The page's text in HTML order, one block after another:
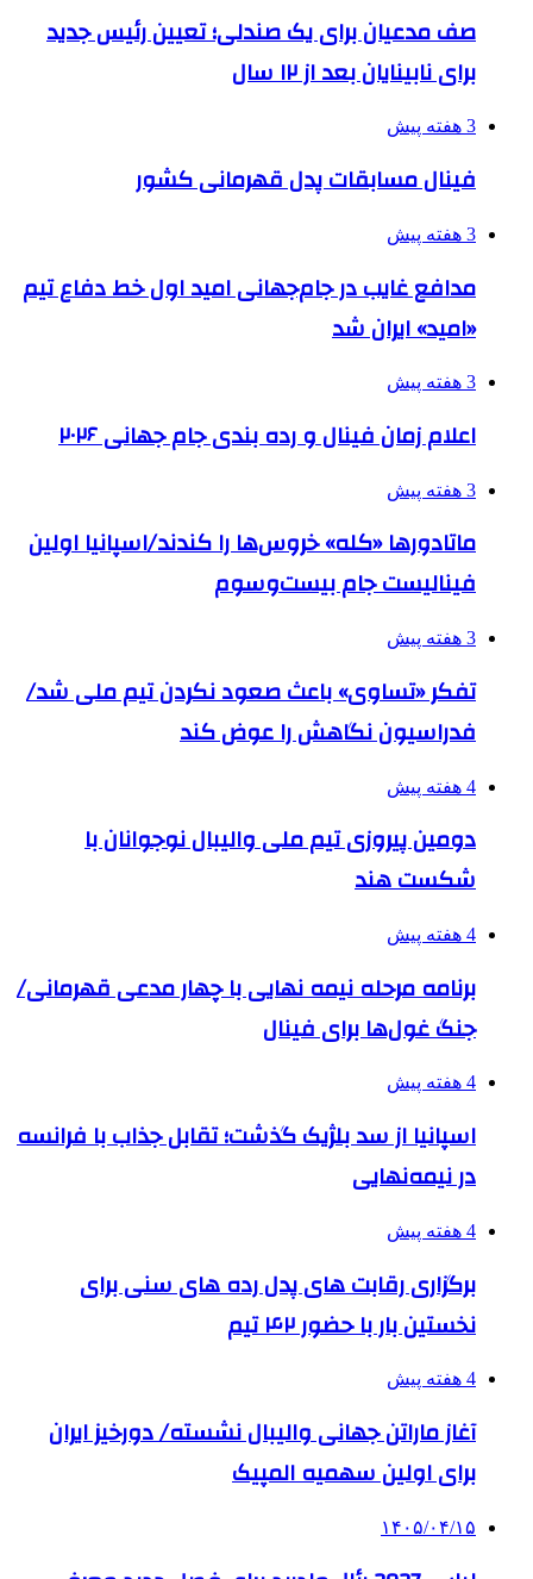
صف مدعیان برای یک صندلی؛ تعیین رئیس جدید
برای نابینایان بعد از ۱۲ سال
3 هفته پیش
فینال مسابقات پدل قهرمانی کشور
3 هفته پیش
مدافع غایب در جام‌جهانی امید اول خط دفاع تیم
«امید» ایران شد
3 هفته پیش
اعلام زمان فینال و رده بندی جام جهانی ۲۰۲۶
3 هفته پیش
ماتادورها «کله» خروس‌ها را کندند/اسپانیا اولین
فینالیست جام بیست‌وسوم
3 هفته پیش
تفکر «تساوی» باعث صعود نکردن تیم ملی شد/
فدراسیون نگاهش را عوض کند
4 هفته پیش
دومین پیروزی تیم ملی والیبال نوجوانان با
شکست هند
4 هفته پیش
برنامه مرحله نیمه نهایی با چهار مدعی قهرمانی/
جنگ غول‌ها برای فینال
4 هفته پیش
اسپانیا از سد بلژیک گذشت؛ تقابل جذاب با فرانسه
در نیمه‌نهایی
4 هفته پیش
برگزاری رقابت های پدل رده های سنی برای
نخستین بار با حضور ۴۲ تیم
4 هفته پیش
آغاز ماراتن جهانی والیبال نشسته/ دورخیز ایران
برای اولین سهمیه المپیک
۱۴۰۵/۰۴/۱۵